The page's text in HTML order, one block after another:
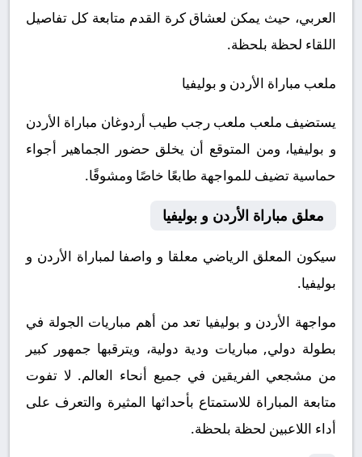
العربي، حيث يمكن لعشاق كرة القدم متابعة كل تفاصيل
اللقاء لحظة بلحظة.
ملعب مباراة الأردن و بوليفيا
يستضيف ملعب ملعب رجب طيب أردوغان مباراة الأردن
و بوليفيا، ومن المتوقع أن يخلق حضور الجماهير أجواء
حماسية تضيف للمواجهة طابعًا خاصًا ومشوقًا.
معلق مباراة الأردن و بوليفيا
سيكون المعلق الرياضي معلقا و واصفا لمباراة الأردن و
بوليفيا.
مواجهة الأردن و بوليفيا تعد من أهم مباريات الجولة في
بطولة دولي, مباريات ودية دولية، ويترقبها جمهور كبير
من مشجعي الفريقين في جميع أنحاء العالم. لا تفوت
متابعة المباراة للاستمتاع بأحداثها المثيرة والتعرف على
أداء اللاعبين لحظة بلحظة.